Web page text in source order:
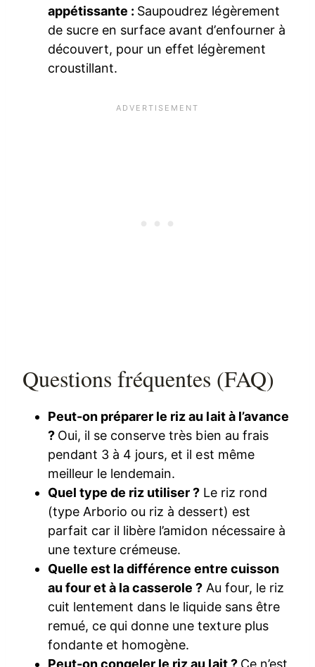
appétissante : Saupoudrez légèrement
de sucre en surface avant d’enfourner à
découvert, pour un effet légèrement
croustillant.
Questions fréquentes (FAQ)
Peut-on préparer le riz au lait à l’avance
? Oui, il se conserve très bien au frais
pendant 3 à 4 jours, et il est même
meilleur le lendemain.
Quel type de riz utiliser ? Le riz rond
(type Arborio ou riz à dessert) est
parfait car il libère l’amidon nécessaire à
une texture crémeuse.
Quelle est la différence entre cuisson
au four et à la casserole ? Au four, le riz
cuit lentement dans le liquide sans être
remué, ce qui donne une texture plus
fondante et homogène.
Peut-on congeler le riz au lait ? Ce n’est